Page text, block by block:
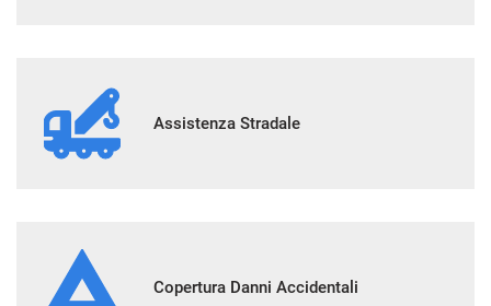
Assistenza Stradale
Copertura Danni Accidentali